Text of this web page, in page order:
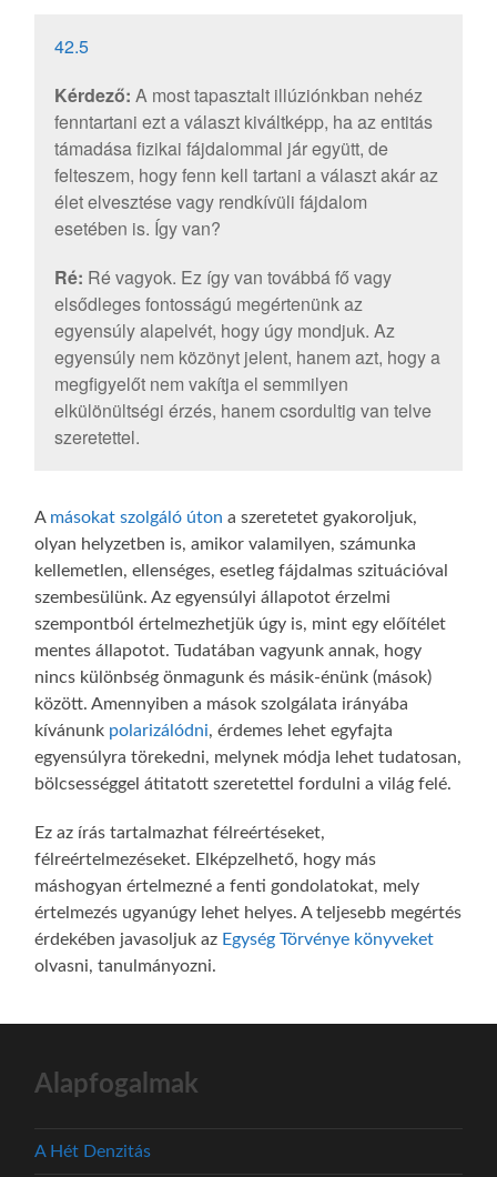
42.5
Kérdező: A most tapasztalt illúziónkban nehéz
fenntartani ezt a választ kiváltképp, ha az entitás
támadása fizikai fájdalommal jár együtt, de
felteszem, hogy fenn kell tartani a választ akár az
élet elvesztése vagy rendkívüli fájdalom
esetében is. Így van?
Ré: Ré vagyok. Ez így van továbbá fő vagy
elsődleges fontosságú megértenünk az
egyensúly alapelvét, hogy úgy mondjuk. Az
egyensúly nem közönyt jelent, hanem azt, hogy a
megfigyelőt nem vakítja el semmilyen
elkülönültségi érzés, hanem csordultig van telve
szeretettel.
A másokat szolgáló úton a szeretetet gyakoroljuk,
olyan helyzetben is, amikor valamilyen, számunka
kellemetlen, ellenséges, esetleg fájdalmas szituációval
szembesülünk. Az egyensúlyi állapotot érzelmi
szempontból értelmezhetjük úgy is, mint egy előítélet
mentes állapotot. Tudatában vagyunk annak, hogy
nincs különbség önmagunk és másik-énünk (mások)
között. Amennyiben a mások szolgálata irányába
kívánunk polarizálódni, érdemes lehet egyfajta
egyensúlyra törekedni, melynek módja lehet tudatosan,
bölcsességgel átitatott szeretettel fordulni a világ felé.
Ez az írás tartalmazhat félreértéseket,
félreértelmezéseket. Elképzelhető, hogy más
máshogyan értelmezné a fenti gondolatokat, mely
értelmezés ugyanúgy lehet helyes. A teljesebb megértés
érdekében javasoljuk az Egység Törvénye könyveket
olvasni, tanulmányozni.
Alapfogalmak
A Hét Denzitás